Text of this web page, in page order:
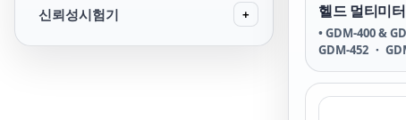
신뢰성시험기 +
헬드 멀티미터
• GDM-400 &
GDM-452 ・
397 ・ GDM-398